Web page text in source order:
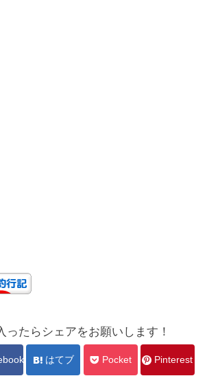
ったらシェアをお願いします！
はてブ Pocket Pinterest